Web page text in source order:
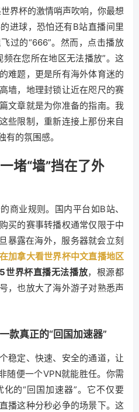
界杯的激情哨声吹响，你最想
进球，恐怕还有B站直播间里
过的“666”。然而，点击播放
在您所在地区无法播放”。这
难题，更是所有海外体育迷的
墙，地理封锁让近在咫尺的赛
文章就是为你准备的指南。我
些限制，重新连接上那份来自
有的氛围感。
堵“墙”挡在了外
商业规则。国内平台如B站、
买的赛事转播权通常仅限于中
暴露在海外，服务器就会立刻
加拿大看世界杯中文直播地区
世界杯直播无法播放，根源都
，也放大了海外游子对熟悉声
款真正的“回国加速器”
稳定、快速、安全的通道，让
随便一个VPN就能胜任。你需
的“回国加速器”。它不仅要
播这种分秒必争的场景下。这